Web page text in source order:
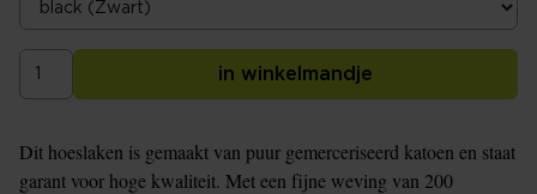
in winkelmandje
Dit hoeslaken is gemaakt van puur gemerceriseerd katoen en staat
garant voor hoge kwaliteit. Met een fijne weving van 200